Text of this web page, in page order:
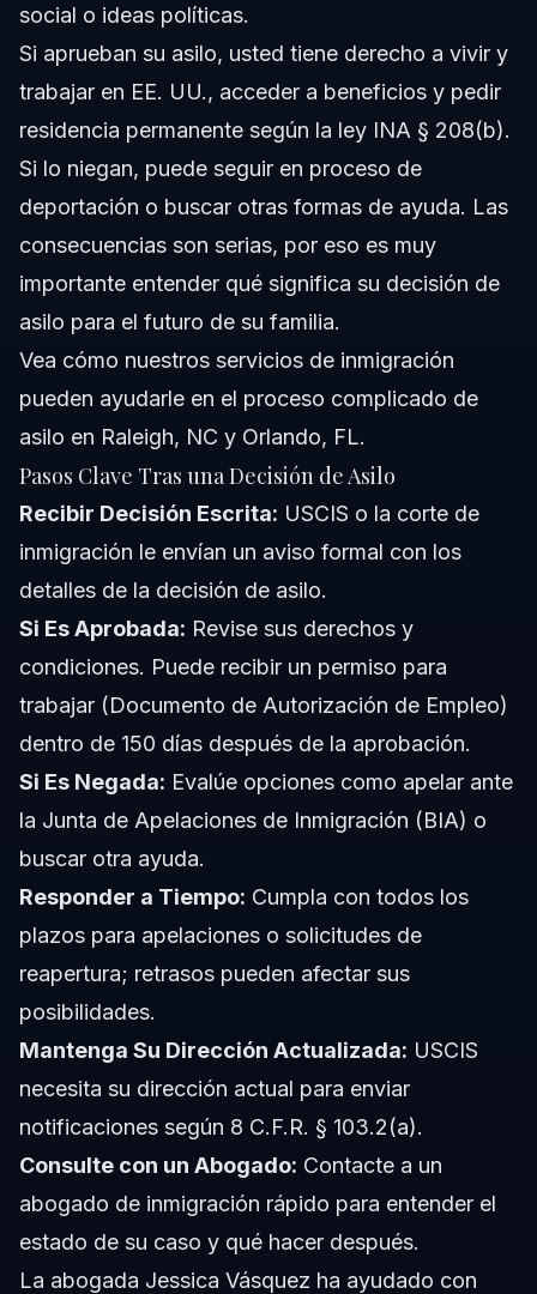
social o ideas políticas.
Si aprueban su asilo, usted tiene derecho a vivir y
trabajar en EE. UU., acceder a beneficios y pedir
residencia permanente según la ley INA § 208(b).
Si lo niegan, puede seguir en proceso de
deportación o buscar otras formas de ayuda. Las
consecuencias son serias, por eso es muy
importante entender qué significa su decisión de
asilo para el futuro de su familia.
Vea cómo nuestros servicios de inmigración
pueden ayudarle en el proceso complicado de
asilo en Raleigh, NC y Orlando, FL.
Pasos Clave Tras una Decisión de Asilo
Recibir Decisión Escrita: USCIS o la corte de
inmigración le envían un aviso formal con los
detalles de la decisión de asilo.
Si Es Aprobada: Revise sus derechos y
condiciones. Puede recibir un permiso para
trabajar (Documento de Autorización de Empleo)
dentro de 150 días después de la aprobación.
Si Es Negada: Evalúe opciones como apelar ante
la Junta de Apelaciones de Inmigración (BIA) o
buscar otra ayuda.
Responder a Tiempo: Cumpla con todos los
plazos para apelaciones o solicitudes de
reapertura; retrasos pueden afectar sus
posibilidades.
Mantenga Su Dirección Actualizada: USCIS
necesita su dirección actual para enviar
notificaciones según 8 C.F.R. § 103.2(a).
Consulte con un Abogado: Contacte a un
abogado de inmigración rápido para entender el
estado de su caso y qué hacer después.
La abogada Jessica Vásquez ha ayudado con